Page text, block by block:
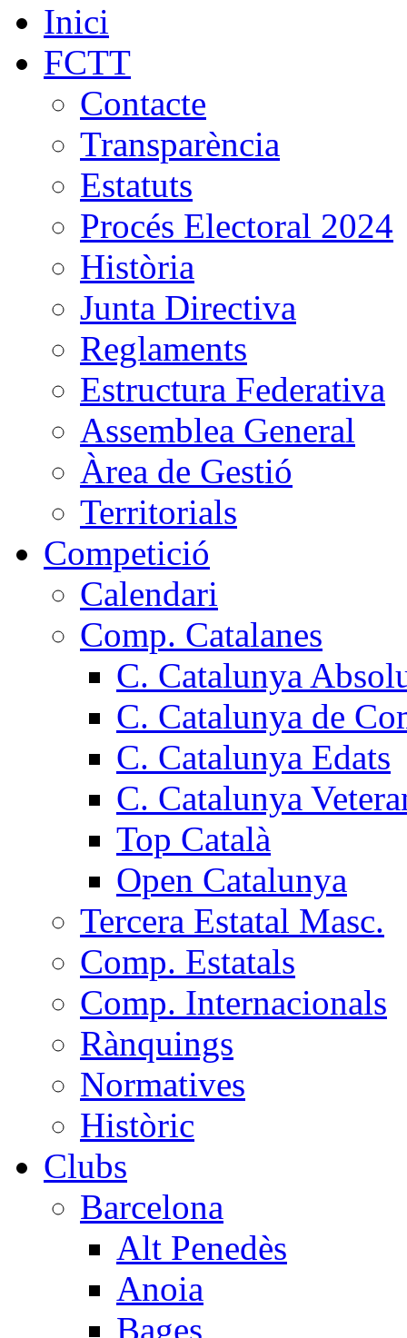
Inici
FCTT
Contacte
Transparència
Estatuts
Procés Electoral 2024
Història
Junta Directiva
Reglaments
Estructura Federativa
Assemblea General
Àrea de Gestió
Territorials
Competició
Calendari
Comp. Catalanes
C. Catalunya
C. Catalunya de
C. Catalunya Edats
C. Catalunya
Top Català
Open Catalunya
Tercera Estatal Masc.
Comp. Estatals
Comp. Internacionals
Rànquings
Normatives
Històric
Clubs
Barcelona
Alt Penedès
Anoia
Bages